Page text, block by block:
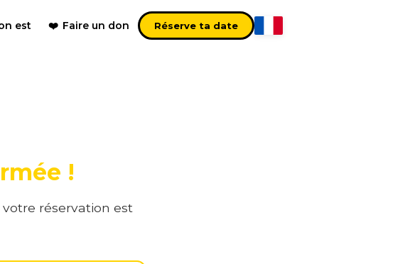
est ❤️ Faire un don Réserve ta date
!
réservation est